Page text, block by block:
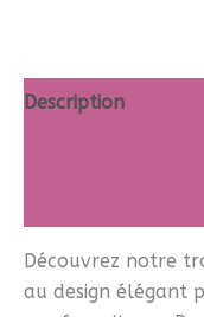
Description
Découvrez notre
au design élégant